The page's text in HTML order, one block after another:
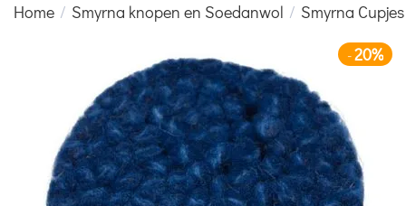
Home / Smyrna knopen en Soedanwol / Smyrna Cupjes
-20%